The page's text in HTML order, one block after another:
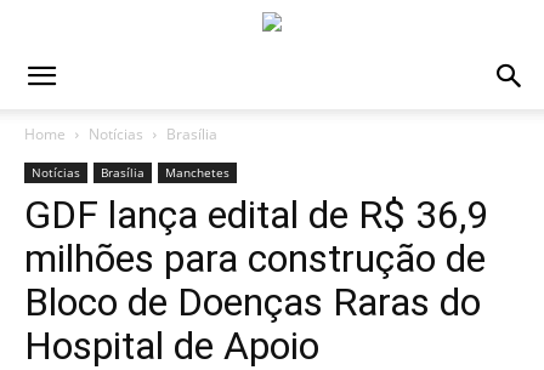
Home Notícias Brasília
Notícias Brasília Manchetes
GDF lança edital de R$ 36,9
milhões para construção de
Bloco de Doenças Raras do
Hospital de Apoio